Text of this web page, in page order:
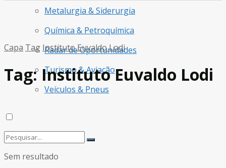
Metalurgia & Siderurgia
Química & Petroquímica
Radar de Oportunidades
Turismo & Aviação
Veículos & Pneus
Sem resultado
Capa Tag Instituto Euvaldo Lodi
Tag:Instituto Euvaldo Lodi